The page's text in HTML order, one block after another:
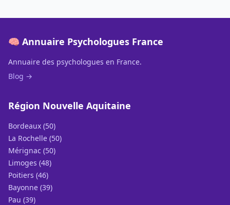
🧠 Annuaire Psychologues France
Annuaire des psychologues en France.
Blog →
Région Nouvelle Aquitaine
Bordeaux (50)
La Rochelle (50)
Mérignac (50)
Limoges (48)
Poitiers (46)
Bayonne (39)
Pau (39)